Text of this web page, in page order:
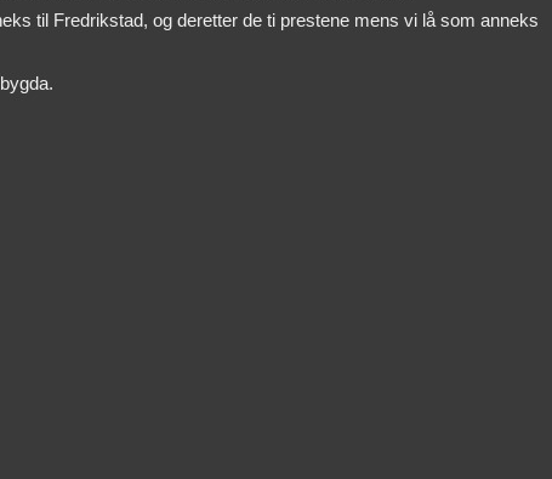
til Fredrikstad, og deretter de ti prestene mens vi lå som anneks